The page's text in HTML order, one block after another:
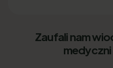
Zaufali nam